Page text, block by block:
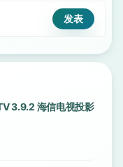
3.9.2 海信电视投影